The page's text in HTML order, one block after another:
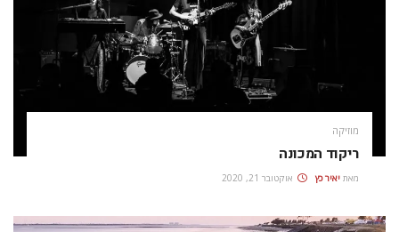
מוזיקה
ריקוד המכונה
מאת יאיר כץ אוקטובר 21, 2020